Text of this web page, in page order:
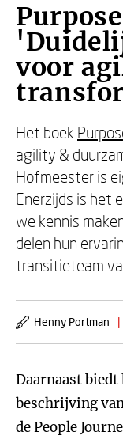
voor
Het boek
agility &
Hofmeester is
Enerzijds is het
we kennis
delen hun
transitieteam
Henny Portman |
Daarnaast
beschrijving
de People